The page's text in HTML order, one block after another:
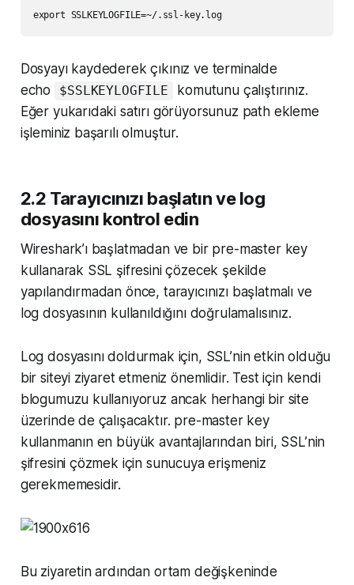
export SSLKEYLOGFILE=~/.ssl-key.log
Dosyayı kaydederek çıkınız ve terminalde
echo
$SSLKEYLOGFILE
komutunu çalıştırınız.
Eğer yukarıdaki satırı görüyorsunuz path ekleme
işleminiz başarılı olmuştur.
2.2 Tarayıcınızı başlatın ve log
dosyasını kontrol edin
Wireshark’ı başlatmadan ve bir pre-master key
kullanarak SSL şifresini çözecek şekilde
yapılandırmadan önce, tarayıcınızı başlatmalı ve
log dosyasının kullanıldığını doğrulamalısınız.
Log dosyasını doldurmak için, SSL’nin etkin olduğu
bir siteyi ziyaret etmeniz önemlidir. Test için kendi
blogumuzu kullanıyoruz ancak herhangi bir site
üzerinde de çalışacaktır. pre-master key
kullanmanın en büyük avantajlarından biri, SSL’nin
şifresini çözmek için sunucuya erişmeniz
gerekmemesidir.
Bu ziyaretin ardından ortam değişkeninde